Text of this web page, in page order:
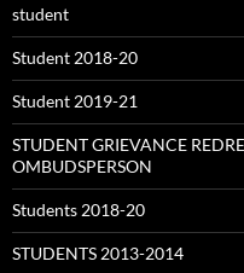
student
Student 2018-20
Student 2019-21
STUDENT GRIEVANCE
OMBUDSPERSON
Students 2018-20
STUDENTS 2013-2014